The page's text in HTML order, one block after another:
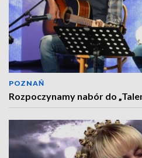
POZNAŃ
Rozpoczynamy nabór do